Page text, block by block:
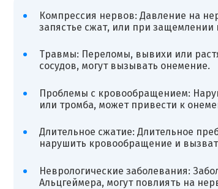
Компрессия нервов: Давление на
запястье сжат, или при
Травмы: Переломы, вывихи или
сосудов, могут вызывать онемение.
Проблемы с кровообращением:
или тромба, может привести к
Длительное сжатие: Длительное
нарушить кровообращение и
Неврологические заболевания:
Альцгеймера, могут повлиять на